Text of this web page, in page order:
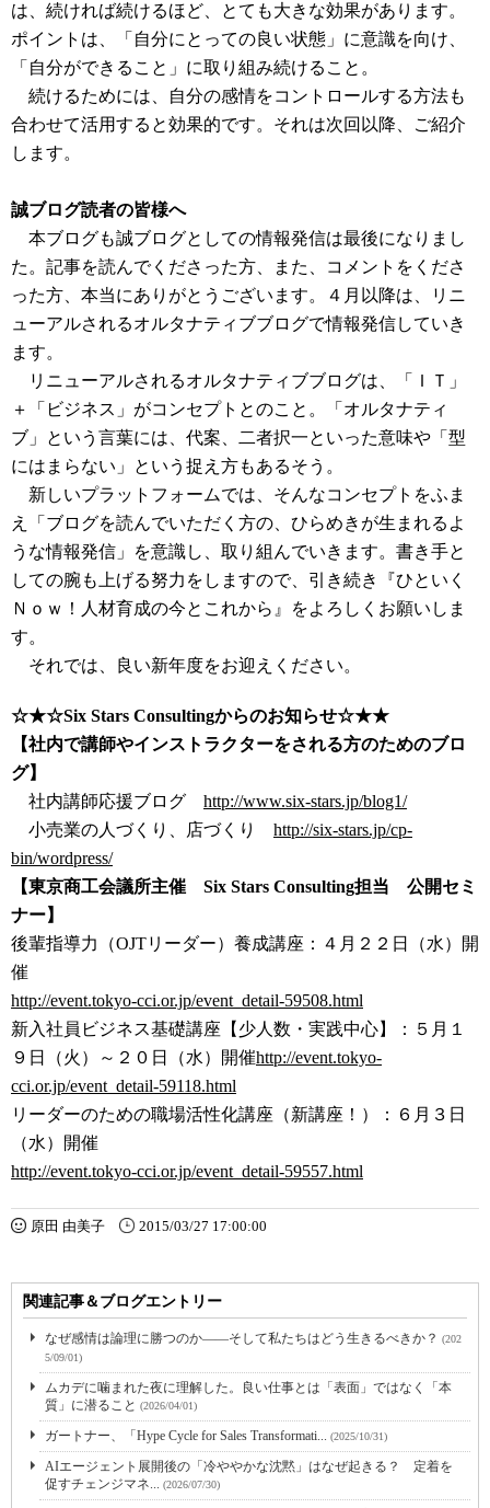
は、続ければ続けるほど、とても大きな効果があります。
ポイントは、「自分にとっての良い状態」に意識を向け、
「自分ができること」に取り組み続けること。
続けるためには、自分の感情をコントロールする方法も
合わせて活用すると効果的です。それは次回以降、ご紹介
します。
誠ブログ読者の皆様へ
本ブログも誠ブログとしての情報発信は最後になりまし
た。記事を読んでくださった方、また、コメントをくださ
った方、本当にありがとうございます。４月以降は、リニ
ューアルされるオルタナティブブログで情報発信していき
ます。
リニューアルされるオルタナティブブログは、「ＩＴ」
＋「ビジネス」がコンセプトとのこと。「オルタナティ
ブ」という言葉には、代案、二者択一といった意味や「型
にはまらない」という捉え方もあるそう。
新しいプラットフォームでは、そんなコンセプトをふま
え「ブログを読んでいただく方の、ひらめきが生まれるよ
うな情報発信」を意識し、取り組んでいきます。書き手と
しての腕も上げる努力をしますので、引き続き『ひといく
Ｎｏｗ！人材育成の今とこれから』をよろしくお願いしま
す。
それでは、良い新年度をお迎えください。
☆★☆Six Stars Consultingからのお知らせ☆★★
【社内で講師やインストラクターをされる方のためのブロ
グ】
社内講師応援ブログ http://www.six-stars.jp/blog1/
小売業の人づくり、店づくり http://six-stars.jp/cp-
bin/wordpress/
【東京商工会議所主催 Six Stars Consulting担当 公開セミ
ナー】
後輩指導力（OJTリーダー）養成講座：４月２２日（水）開
催
http://event.tokyo-cci.or.jp/event_detail-59508.html
新入社員ビジネス基礎講座【少人数・実践中心】：５月１
９日（火）～２０日（水）開催http://event.tokyo-
cci.or.jp/event_detail-59118.html
リーダーのための職場活性化講座（新講座！）：６月３日
（水）開催
http://event.tokyo-cci.or.jp/event_detail-59557.html
原田 由美子 2015/03/27 17:00:00
関連記事＆ブログエントリー
なぜ感情は論理に勝つのか――そして私たちはどう生きるべきか？ (202
5/09/01)
ムカデに噛まれた夜に理解した。良い仕事とは「表面」ではなく「本
質」に潜ること (2026/04/01)
ガートナー、「Hype Cycle for Sales Transformati... (2025/10/31)
AIエージェント展開後の「冷ややかな沈黙」はなぜ起きる？ 定着を
促すチェンジマネ... (2026/07/30)